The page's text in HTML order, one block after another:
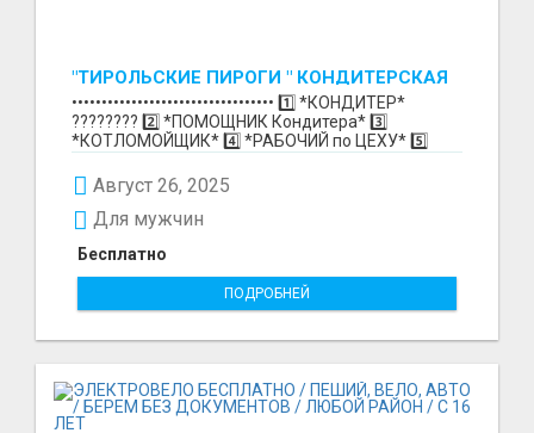
"ТИРОЛЬСКИЕ ПИРОГИ " КОНДИТЕРСКАЯ
ФАБРИКА "КРУГ "
•••••••••••••••••••••••••••••••••• 1️⃣ *КОНДИТЕР*
????‍???? 2️⃣ *ПОМОЩНИК Кондитера* 3️⃣
*КОТЛОМОЙЩИК* 4️⃣ *РАБОЧИЙ по ЦЕХУ* 5️⃣
Август 26, 2025
Бесплатно
Для мужчин
ПОДРОБНЕЙ